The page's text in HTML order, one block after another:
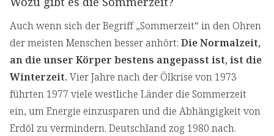
Auch wenn sich der Begriff „Sommerzeit“ in den Ohren
der meisten Menschen besser anhört: Die Normalzeit,
an die unser Körper bestens angepasst ist, ist die
Winterzeit. Vier Jahre nach der Ölkrise von 1973
führten 1977 viele westliche Länder die Sommerzeit
ein, um Energie einzusparen und die Abhängigkeit von
Erdöl zu vermindern. Deutschland zog 1980 nach.